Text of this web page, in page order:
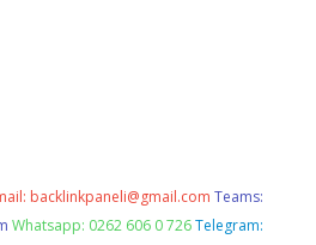
backlinkpaneli@gmail.com Teams:
Whatsapp: 0262 606 0 726 Telegram: